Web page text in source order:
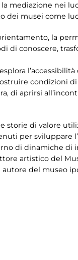
mediazione nei
dei musei come
la
conoscere,
condizioni
di aprirsi
storie di valore
per sviluppare
di dinamiche di
artistico del
del museo